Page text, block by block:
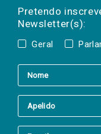
Pretendo
Newsletter(s):
Geral
a(s)
mail